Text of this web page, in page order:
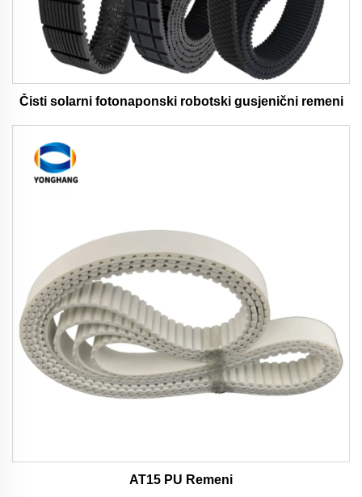
Čisti solarni fotonaponski robotski gusjenični remeni
AT15 PU Remeni